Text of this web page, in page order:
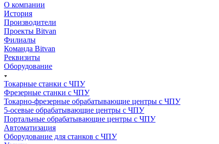
О компании
История
Производители
Проекты Bitvan
Филиалы
Команда Bitvan
Реквизиты
Оборудование
Токарные станки с ЧПУ
Фрезерные станки с ЧПУ
Токарно-фрезерные обрабатывающие центры с ЧПУ
5-осевые обрабатывающие центры с ЧПУ
Портальные обрабатывающие центры с ЧПУ
Автоматизация
Оборудование для станков с ЧПУ